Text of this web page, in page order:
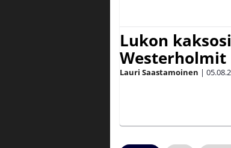
Lukon
Westerholmit
Lauri Saastamoinen |